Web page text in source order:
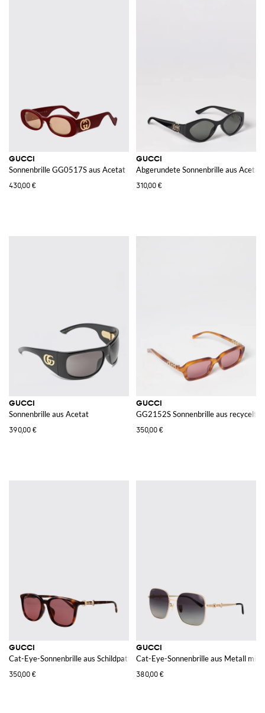
GUCCI
Sonnenbrille GG0517S aus Acetat
430,00 €
GUCCI
Abgerundete Sonnenbrille aus
310,00 €
GUCCI
Sonnenbrille aus Acetat
390,00 €
GUCCI
GG2152S Sonnenbrille aus
350,00 €
GUCCI
Cat-Eye-Sonnenbrille aus Schildpatt-Acetat mit Horsebit-Detail
350,00 €
GUCCI
Cat-Eye-Sonnenbrille aus Metall mit
380,00 €